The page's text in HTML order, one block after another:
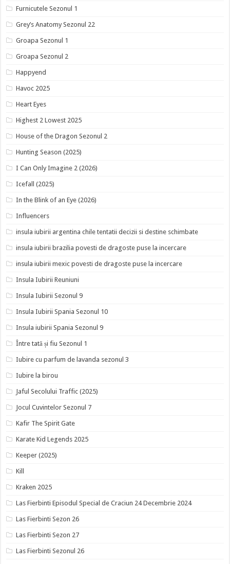
Furnicutele Sezonul 1
Grey’s Anatomy Sezonul 22
Groapa Sezonul 1
Groapa Sezonul 2
Happyend
Havoc 2025
Heart Eyes
Highest 2 Lowest 2025
House of the Dragon Sezonul 2
Hunting Season (2025)
I Can Only Imagine 2 (2026)
Icefall (2025)
In the Blink of an Eye (2026)
Influencers
insula iubirii argentina chile tentatii decizii si destine schimbate
insula iubirii brazilia povesti de dragoste puse la incercare
insula iubirii mexic povesti de dragoste puse la incercare
Insula Iubirii Reuniuni
Insula Iubirii Sezonul 9
Insula Iubirii Spania Sezonul 10
Insula iubirii Spania Sezonul 9
Între tată și fiu Sezonul 1
Iubire cu parfum de lavanda sezonul 3
Iubire la birou
Jaful Secolului Traffic (2025)
Jocul Cuvintelor Sezonul 7
Kafir The Spirit Gate
Karate Kid Legends 2025
Keeper (2025)
Kill
Kraken 2025
Las Fierbinti Episodul Special de Craciun 24 Decembrie 2024
Las Fierbinti Sezon 26
Las Fierbinti Sezon 27
Las Fierbinti Sezonul 26